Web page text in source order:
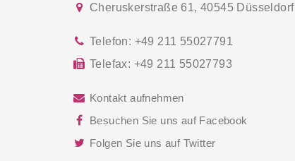
Cheruskerstraße 61, 40545 Düsseldorf
Telefon: +49 211 55027791
Telefax: +49 211 55027793
Kontakt aufnehmen
Besuchen Sie uns auf Facebook
Folgen Sie uns auf Twitter